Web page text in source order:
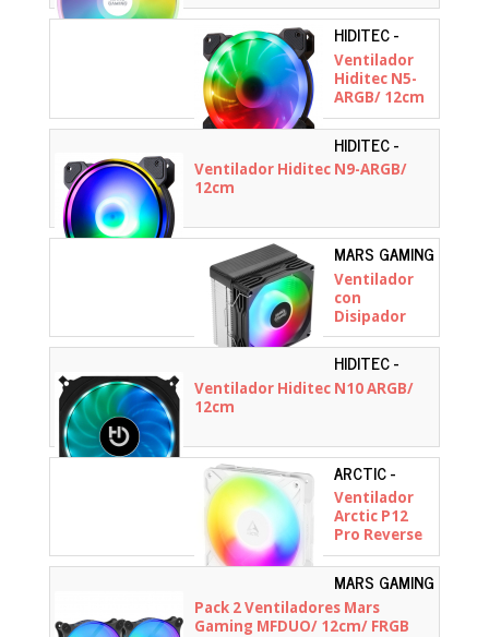
HIDITEC -
VGCH10006
Ventilador
Hiditec N5-
ARGB/ 12cm
HIDITEC -
VGCH10005
Ventilador Hiditec N9-ARGB/
12cm
MARS GAMING
- MCPUX2
Ventilador
con
Disipador
Mars Gaming
MCPU-X2/
9cm
HIDITEC -
VGCH10007
Ventilador Hiditec N10 ARGB/
12cm
ARCTIC -
ACFAN00325A
Ventilador
Arctic P12
Pro Reverse
A-RGB/
12cm/ Blanco
MARS GAMING
- MFDUO
Pack 2 Ventiladores Mars
Gaming MFDUO/ 12cm/ FRGB